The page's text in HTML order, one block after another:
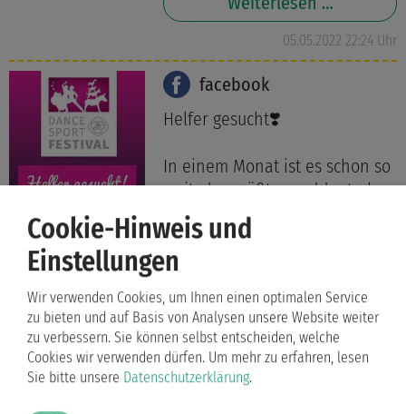
05.05.2022 22:24 Uhr
facebook
Helfer gesucht❣️
In einem Monat ist es schon so
weit, das größte norddeutsche
Tanzsportevent - das ...
04.05.2022 19:07 Uhr
Instagram
Helfer gesucht❣️
Cookie-Hinweis und
Einstellungen
Wir verwenden Cookies, um Ihnen einen optimalen Service
zu bieten und auf Basis von Analysen unsere Website weiter
zu verbessern. Sie können selbst entscheiden, welche
Cookies wir verwenden dürfen. Um mehr zu erfahren, lesen
Sie bitte unsere Datenschutzerklärung.